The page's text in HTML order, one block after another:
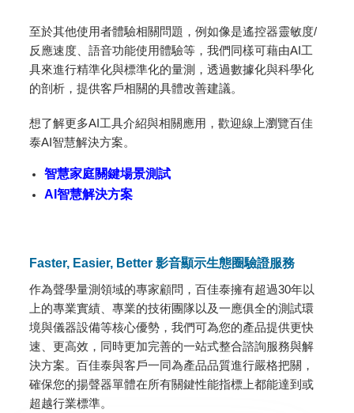
至於其他使用者體驗相關問題，例如像是遙控器靈敏度/
反應速度、語音功能使用體驗等，我們同樣可藉由AI工
具來進行精準化與標準化的量測，透過數據化與科學化
的剖析，提供客戶相關的具體改善建議。
想了解更多AI工具介紹與相關應用，歡迎線上瀏覽百佳
泰AI智慧解決方案。
智慧家庭關鍵場景測試
AI智慧解決方案
Faster, Easier, Better 影音顯示生態圈驗證服務
作為聲學量測領域的專家顧問，百佳泰擁有超過30年以
上的專業實績、專業的技術團隊以及一應俱全的測試環
境與儀器設備等核心優勢，我們可為您的產品提供更快
速、更高效，同時更加完善的一站式整合諮詢服務與解
決方案。百佳泰與客戶一同為產品品質進行嚴格把關，
確保您的揚聲器單體在所有關鍵性能指標上都能達到或
超越行業標準。